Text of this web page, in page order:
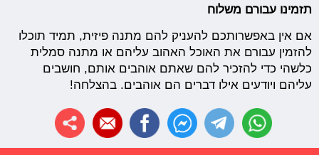
תזמינו עבורם משלוח
אם אין באפשרותכם להעניק להם מתנה פיזית, תמיד תוכלו
להזמין עבורם את האוכל האהוב עליהם או מתנה סמלית
כלשהי כדי להזכיר להם שאתם אוהבים אותם, חושבים
עליהם ויודעים אילו דברים הם אוהבים. בהצלחה!